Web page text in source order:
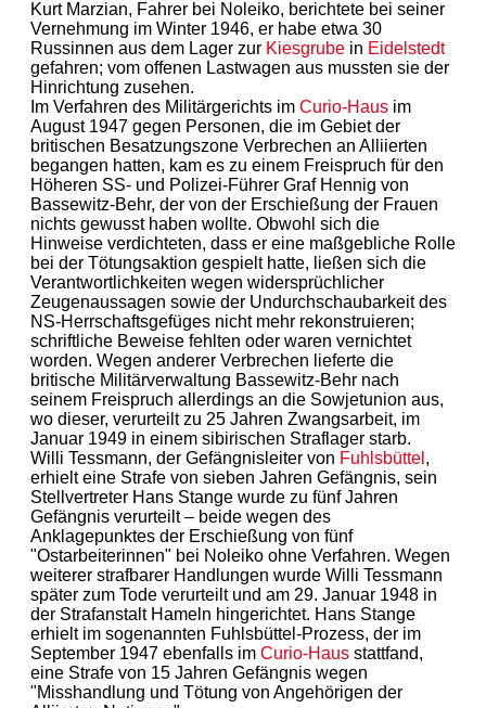
Kurt Marzian, Fahrer bei Noleiko, berichtete bei seiner
Vernehmung im Winter 1946, er habe etwa 30
Russinnen aus dem Lager zur Kiesgrube in Eidelstedt
gefahren; vom offenen Lastwagen aus mussten sie der
Hinrichtung zusehen.
Im Verfahren des Militärgerichts im Curio-Haus im
August 1947 gegen Personen, die im Gebiet der
britischen Besatzungszone Verbrechen an Alliierten
begangen hatten, kam es zu einem Freispruch für den
Höheren SS- und Polizei-Führer Graf Hennig von
Bassewitz-Behr, der von der Erschießung der Frauen
nichts gewusst haben wollte. Obwohl sich die
Hinweise verdichteten, dass er eine maßgebliche Rolle
bei der Tötungsaktion gespielt hatte, ließen sich die
Verantwortlichkeiten wegen widersprüchlicher
Zeugenaussagen sowie der Undurchschaubarkeit des
NS-Herrschaftsgefüges nicht mehr rekonstruieren;
schriftliche Beweise fehlten oder waren vernichtet
worden. Wegen anderer Verbrechen lieferte die
britische Militärverwaltung Bassewitz-Behr nach
seinem Freispruch allerdings an die Sowjetunion aus,
wo dieser, verurteilt zu 25 Jahren Zwangsarbeit, im
Januar 1949 in einem sibirischen Straflager starb.
Willi Tessmann, der Gefängnisleiter von Fuhlsbüttel ,
erhielt eine Strafe von sieben Jahren Gefängnis, sein
Stellvertreter Hans Stange wurde zu fünf Jahren
Gefängnis verurteilt – beide wegen des
Anklagepunktes der Erschießung von fünf
"Ostarbeiterinnen" bei Noleiko ohne Verfahren. Wegen
weiterer strafbarer Handlungen wurde Willi Tessmann
später zum Tode verurteilt und am 29. Januar 1948 in
der Strafanstalt Hameln hingerichtet. Hans Stange
erhielt im sogenannten Fuhlsbüttel-Prozess, der im
September 1947 ebenfalls im Curio-Haus stattfand,
eine Strafe von 15 Jahren Gefängnis wegen
"Misshandlung und Tötung von Angehörigen der